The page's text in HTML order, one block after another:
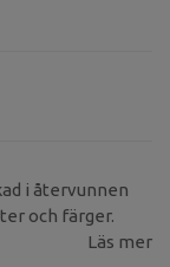
i återvunnen
och färger.
Läs mer